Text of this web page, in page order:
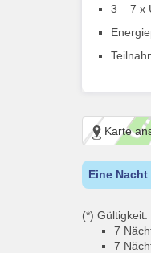
3 – 7 x
Karte
Eine Nacht
(*) Gültigkeit:
7
7